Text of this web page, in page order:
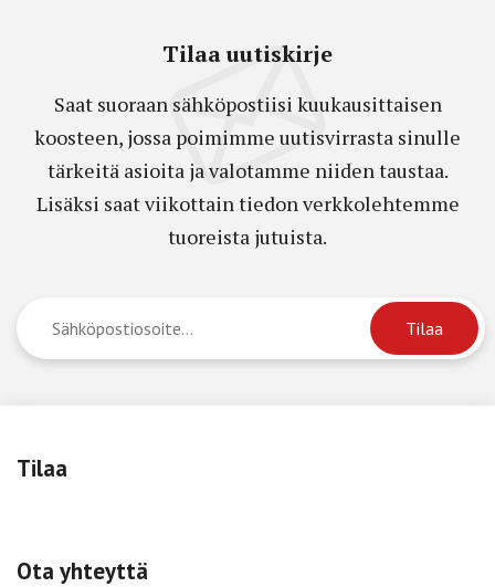
Tilaa uutiskirje
Saat suoraan sähköpostiisi kuukausittaisen
koosteen, jossa poimimme uutisvirrasta sinulle
tärkeitä asioita ja valotamme niiden taustaa.
Lisäksi saat viikottain tiedon verkkolehtemme
tuoreista jutuista.
Tilaa
Ota yhteyttä